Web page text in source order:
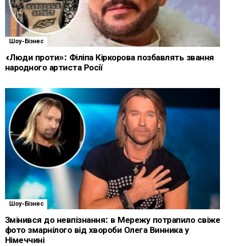
Шоу-Бізнес
«Люди проти»: Філіпа Кіркорова позбавлять звання
народного артиста Росії
Шоу-Бізнес
Змінився до невпізнання: в Мережу потрапило свіже
фото змарнілого від хвороби Олега Винника у
Німеччині